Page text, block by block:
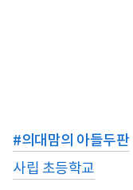
#의대맘의 아들두판
사립 초등학교